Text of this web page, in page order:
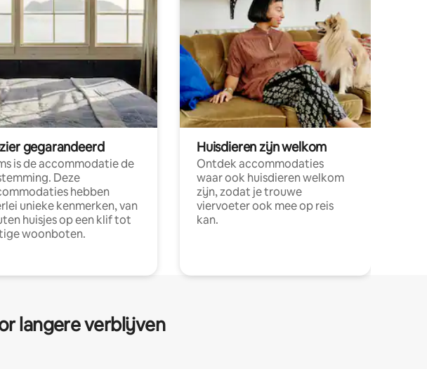
gegarandeerd
is de accommodatie de
Deze
hebben
unieke kenmerken, van
huisjes op een klif tot
woonboten.
Huisdieren zijn welkom
Ontdek accommodaties
waar ook huisdieren welkom
zijn, zodat je trouwe
viervoeter ook mee op reis
kan.
langere verblijven